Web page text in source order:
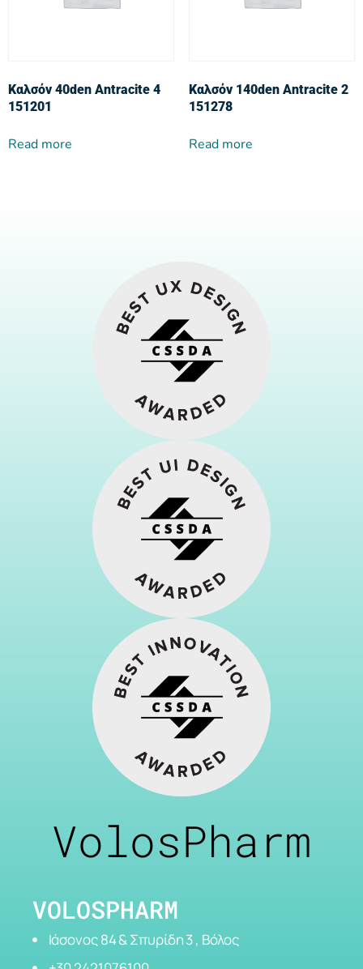
Καλσόν 40den Antracite 4
151201
Read more
Καλσόν 140den Antracite 2
151278
Read more
VolosPharm
VOLOSPHARM
Ιάσονος 84 & Σπυρίδη 3 , Βόλος